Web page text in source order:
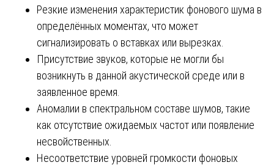
Резкие изменения характеристик фонового шума в
определённых моментах, что может
сигнализировать о вставках или вырезках.
Присутствие звуков, которые не могли бы
возникнуть в данной акустической среде или в
заявленное время.
Аномалии в спектральном составе шумов, такие
как отсутствие ожидаемых частот или появление
несвойственных.
Несоответствие уровней громкости фоновых